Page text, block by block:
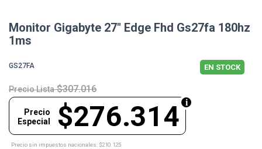
Monitor Gigabyte 27" Edge Fhd Gs27fa 180hz
1ms
GS27FA EN STOCK
Precio Lista $307.016
$276.314
Precio
Especial
Precio sin impuestos nacionales: $210.125